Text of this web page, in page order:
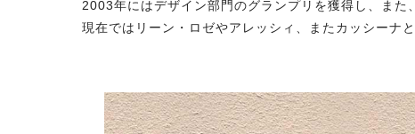
2003年にはデザイン部門のグランプリを獲得し、また
現在ではリーン・ロゼやアレッシィ、またカッシーナ